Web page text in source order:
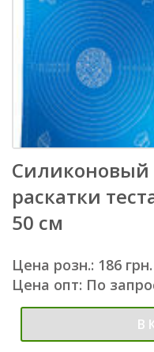
Силиконовый
раскатки
50 см
Цена розн.: 186 грн.
Цена опт: По
В